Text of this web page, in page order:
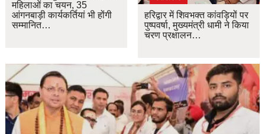
महिलाओं का चयन, 35
आंगनबाड़ी कार्यकर्तियां भी होंगी
सम्मानित…
हरिद्वार में शिवभक्त कांवड़ियों पर
पुष्पवर्षा, मुख्यमंत्री धामी ने किया
चरण प्रक्षालन…